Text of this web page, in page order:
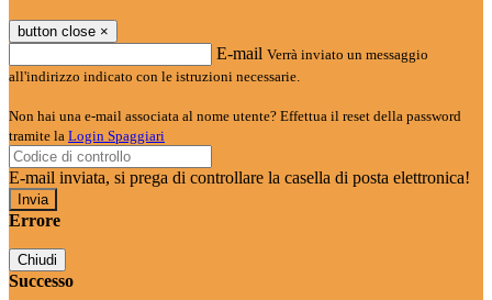
button close ×
E-mail Verrà inviato un messaggio
all'indirizzo indicato con le istruzioni necessarie.
Non hai una e-mail associata al nome utente? Effettua il reset della password
tramite la Login Spaggiari
E-mail inviata, si prega di controllare la casella di posta elettronica!
Errore
Chiudi
Successo